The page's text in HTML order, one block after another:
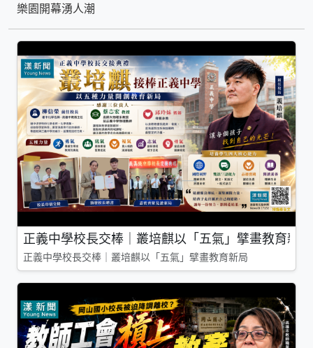
樂園開幕湧人潮
正義中學校長交棒｜叢培麒以「五氣」擘畫教育新局
正義中學校長交棒｜叢培麒以「五氣」擘畫教育新局